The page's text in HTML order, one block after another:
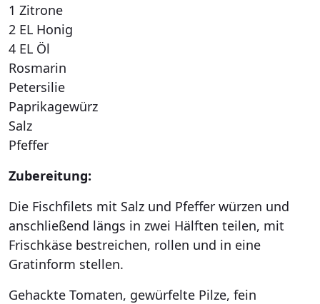
1 Zitrone
2 EL Honig
4 EL Öl
Rosmarin
Petersilie
Paprikagewürz
Salz
Pfeffer
Zubereitung:
Die Fischfilets mit Salz und Pfeffer würzen und
anschließend längs in zwei Hälften teilen, mit
Frischkäse bestreichen, rollen und in eine
Gratinform stellen.
Gehackte Tomaten, gewürfelte Pilze, fein